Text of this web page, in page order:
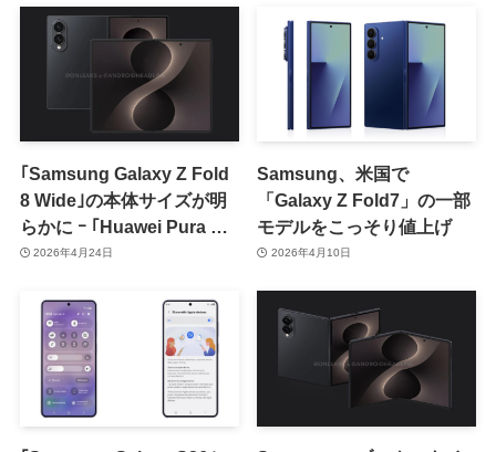
｢Samsung Galaxy Z Fold
8 Wide｣の本体サイズが明
らかに ｰ ｢Huawei Pura X
Max｣より薄いのが特徴
2026年4月24日
Samsung、米国で
「Galaxy Z Fold7」の一部
モデルをこっそり値上げ
2026年4月10日